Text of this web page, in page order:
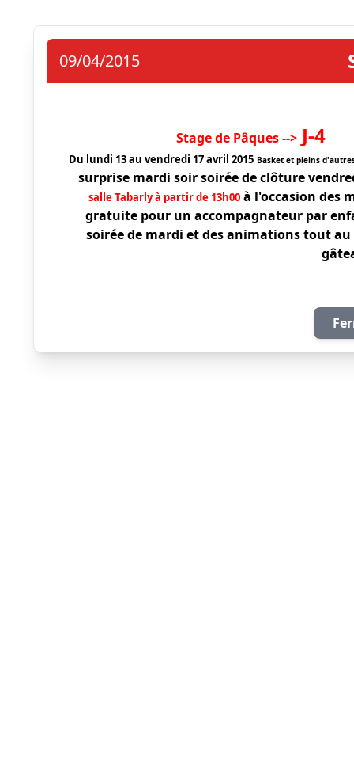
09/04/2015
Stage de Pâques --> J-4
Du lundi 13 au vendredi 17 avril 2015 Basket et pleins
surprise mardi soir soirée de clôture
salle Tabarly à partir de 13h00 à l'occasion des
gratuite pour un accompagnateur par
soirée de mardi et des animations tout au